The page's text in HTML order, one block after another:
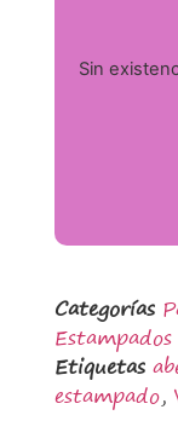
Sin
Categorías
Etiquetas
estampado,